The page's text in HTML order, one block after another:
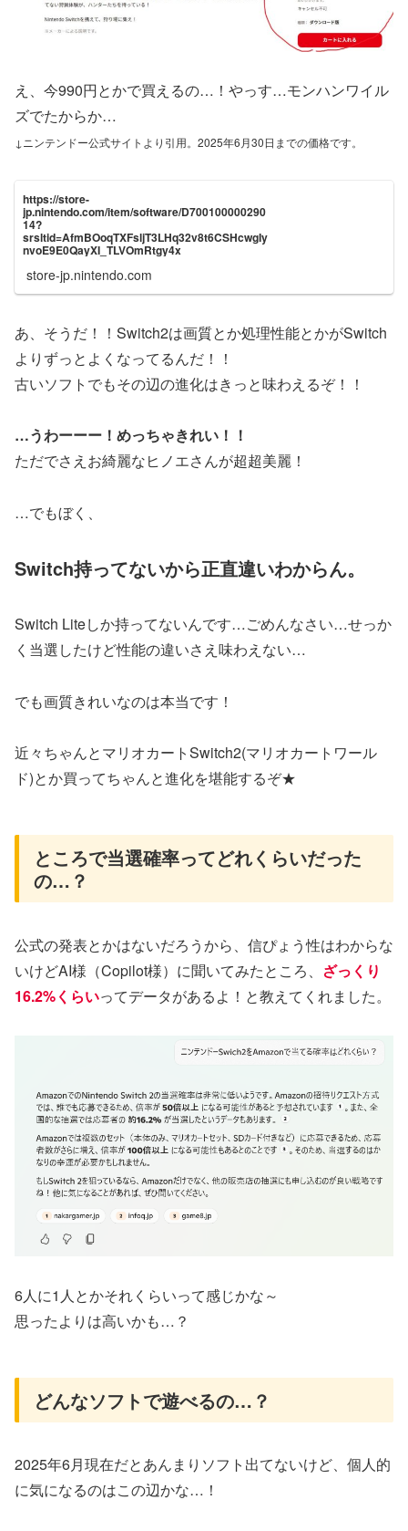
え、今990円とかで買えるの…！やっす…モンハンワイル
ズでたからか…
↓ニンテンドー公式サイトより引用。2025年6月30日までの価格です。
https://store-
jp.nintendo.com/item/software/D700100000290
14?
srsltid=AfmBOoqTXFsljT3LHq32v8t6CSHcwgIy
nvoE9E0QayXI_TLVOmRtgy4x
store-jp.nintendo.com
あ、そうだ！！Switch2は画質とか処理性能とかがSwitch
よりずっとよくなってるんだ！！
古いソフトでもその辺の進化はきっと味わえるぞ！！
…うわーーー！めっちゃきれい！！
ただでさえお綺麗なヒノエさんが超超美麗！
…でもぼく、
Switch持ってないから正直違いわからん。
Switch Liteしか持ってないんです…ごめんなさい…せっか
く当選したけど性能の違いさえ味わえない…
でも画質きれいなのは本当です！
近々ちゃんとマリオカートSwitch2(マリオカートワール
ド)とか買ってちゃんと進化を堪能するぞ★
ところで当選確率ってどれくらいだった
の…？
公式の発表とかはないだろうから、信ぴょう性はわからな
いけどAI様（Copilot様）に聞いてみたところ、 ざっくり
16.2%くらいってデータがあるよ！と教えてくれました。
6人に1人とかそれくらいって感じかな～
思ったよりは高いかも…？
どんなソフトで遊べるの…？
2025年6月現在だとあんまりソフト出てないけど、個人的
に気になるのはこの辺かな…！